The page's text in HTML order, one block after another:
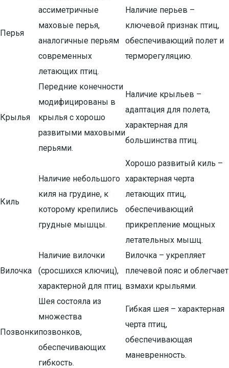
Перья
ассиметричные
маховые перья,
аналогичные перьям
современных
летающих птиц.
Наличие перьев –
ключевой признак птиц,
обеспечивающий полет и
терморегуляцию.
Крылья
Передние конечности
модифицированы в
крылья с хорошо
развитыми маховыми
перьями.
Наличие крыльев –
адаптация для полета,
характерная для
большинства птиц.
Киль
Наличие небольшого
киля на грудине, к
которому крепились
грудные мышцы.
Хорошо развитый киль –
характерная черта
летающих птиц,
обеспечивающий
прикрепление мощных
летательных мышц.
Вилочка
Наличие вилочки
(сросшихся ключиц),
характерной для птиц.
Вилочка – укрепляет
плечевой пояс и облегчает
взмахи крыльями.
Позвонки
Шея состояла из
множества
позвонков,
обеспечивающих
гибкость.
Гибкая шея – характерная
черта птиц,
обеспечивающая
маневренность.